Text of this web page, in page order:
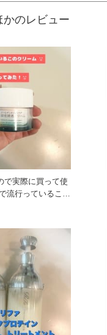
のレビュー
で実際に買って使